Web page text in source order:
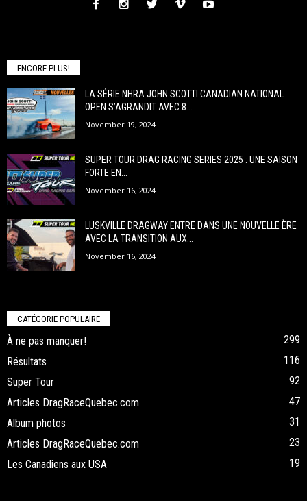
ENCORE PLUS!
LA SÉRIE NHRA JOHN SCOTTI CANADIAN NATIONAL
OPEN S’AGRANDIT AVEC 8...
November 19, 2024
SUPER TOUR DRAG RACING SERIES 2025 : UNE SAISON
FORTE EN...
November 16, 2024
LUSKVILLE DRAGWAY ENTRE DANS UNE NOUVELLE ÈRE
AVEC LA TRANSITION AUX...
November 16, 2024
CATÉGORIE POPULAIRE
À ne pas manquer!
299
Résultats
116
Super Tour
92
Articles DragRaceQuebec.com
47
Album photos
31
Articles DragRaceQuebec.com
23
Les Canadiens aux USA
19